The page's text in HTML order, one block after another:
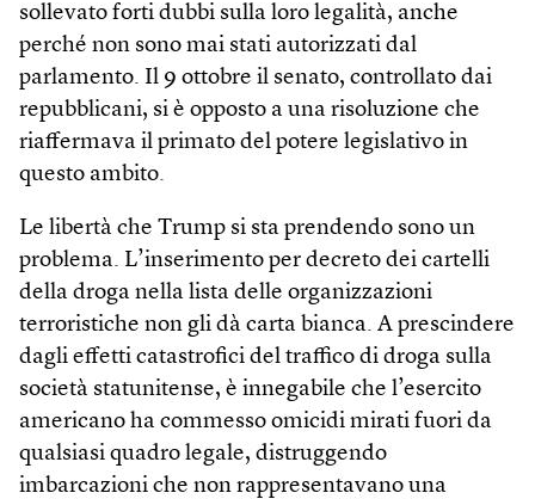
sollevato forti dubbi sulla loro legalità, anche
perché non sono mai stati autorizzati dal
parlamento. Il 9 ottobre il senato, controllato dai
repubblicani, si è opposto a una risoluzione che
riaffermava il primato del potere legislativo in
questo ambito.
Le libertà che Trump si sta prendendo sono un
problema. L’inserimento per decreto dei cartelli
della droga nella lista delle organizzazioni
terroristiche non gli dà carta bianca. A prescindere
dagli effetti catastrofici del traffico di droga sulla
società statunitense, è innegabile che l’esercito
americano ha commesso omicidi mirati fuori da
qualsiasi quadro legale, distruggendo
imbarcazioni che non rappresentavano una